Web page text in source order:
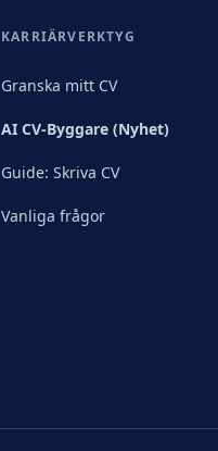
KARRIÄRVERKTYG
Granska mitt CV
AI CV-Byggare (Nyhet)
Guide: Skriva CV
Vanliga frågor